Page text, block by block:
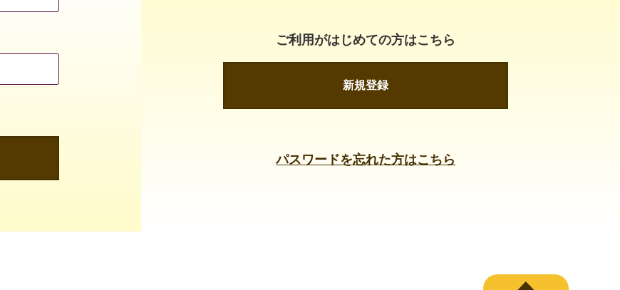
ご利用がはじめての方はこちら
新規登録
パスワードを忘れた方はこちら